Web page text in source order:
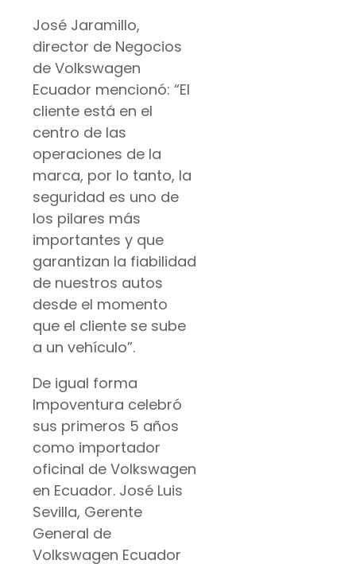
José Jaramillo,
director de Negocios
de Volkswagen
Ecuador mencionó: “El
cliente está en el
centro de las
operaciones de la
marca, por lo tanto, la
seguridad es uno de
los pilares más
importantes y que
garantizan la fiabilidad
de nuestros autos
desde el momento
que el cliente se sube
a un vehículo”.
De igual forma
Impoventura celebró
sus primeros 5 años
como importador
oficinal de Volkswagen
en Ecuador. José Luis
Sevilla, Gerente
General de
Volkswagen Ecuador